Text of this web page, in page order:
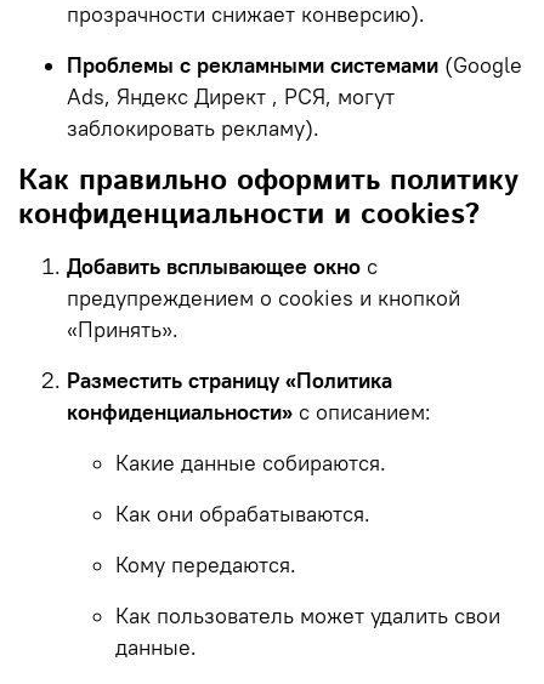
прозрачности снижает конверсию).
Проблемы с рекламными системами (Google
Ads, Яндекс Директ , РСЯ, могут
заблокировать рекламу).
Как правильно оформить политику
конфиденциальности и cookies?
Добавить всплывающее окно с
предупреждением о cookies и кнопкой
«Принять».
Разместить страницу «Политика
конфиденциальности» с описанием:
Какие данные собираются.
Как они обрабатываются.
Кому передаются.
Как пользователь может удалить свои
данные.